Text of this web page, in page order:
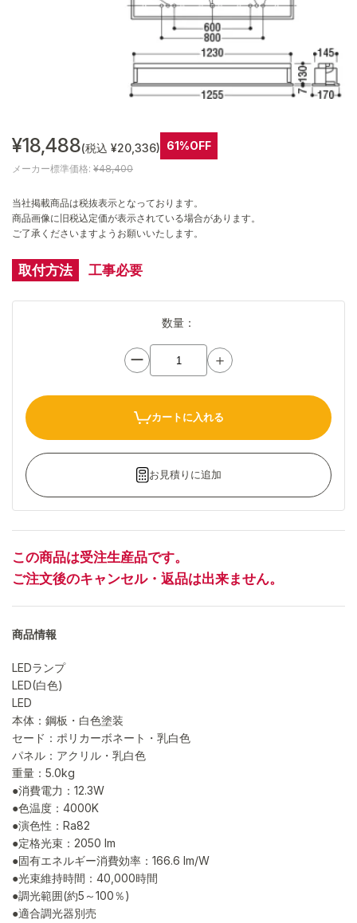
¥18,488(税込 ¥20,336) 61%OFF
メーカー標準価格: ¥48,400
当社掲載商品は税抜表示となっております。
商品画像に旧税込定価が表示されている場合があります。
ご了承くださいますようお願いいたします。
取付方法 工事必要
数量：
ー ＋
カートに入れる
お見積りに追加
この商品は受注生産品です。
ご注文後のキャンセル・返品は出来ません。
商品情報
LEDランプ
LED(白色)
LED
本体：鋼板・白色塗装
セード：ポリカーボネート・乳白色
パネル：アクリル・乳白色
重量：5.0kg
●消費電力：12.3W
●色温度：4000K
●演色性：Ra82
●定格光束：2050 lm
●固有エネルギー消費効率：166.6 lm/W
●光束維持時間：40,000時間
●調光範囲(約5～100％)
●適合調光器別売